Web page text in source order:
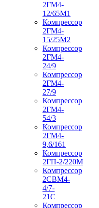
2ГМ4-
12/65М1
Компрессор
2ГМ4-
15/25М2
Компрессор
2ГМ4-
24/9
Компрессор
2ГМ4-
27/9
Компрессор
2ГМ4-
54/3
Компрессор
2ГМ4-
9,6/161
Компрессор
2ГП-2/220М
Компрессор
2СВМ4-
4/7-
21С
Компрессор